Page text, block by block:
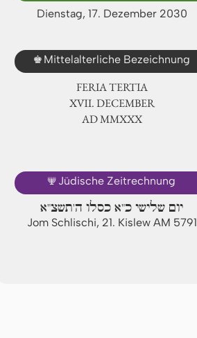
Dienstag, 17. Dezember 2030
♚ Mittelalterliche Bezeichnung
FERIA TERTIA
ⅩⅦ. DECEMBER
AD ⅯⅯⅩⅩⅩ
🕎 Jüdische Zeitrechnung
יום שלישי כ"א כסלו ה'תשצ"א
Jom Schlischi, 21. Kislew AM 5791